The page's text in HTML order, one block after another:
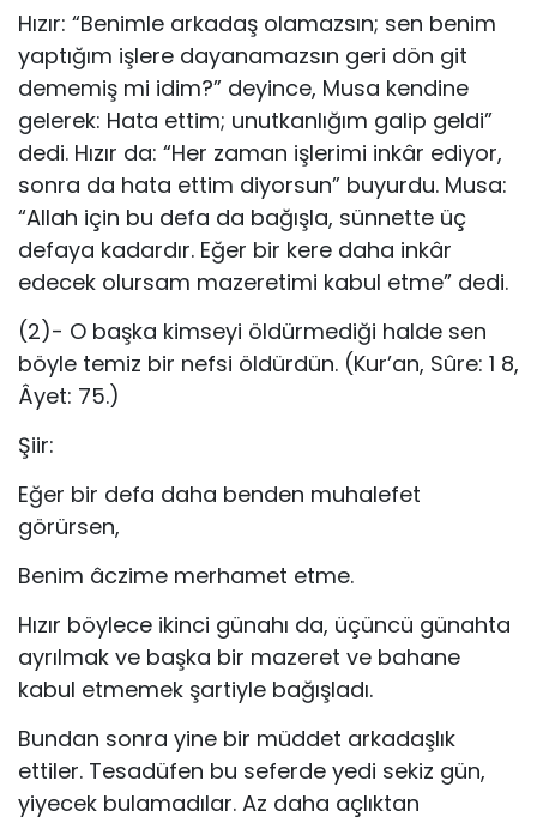
Hızır: “Benimle arkadaş olamazsın; sen benim
yaptığım işlere dayanamazsın geri dön git
dememiş mi idim?” deyince, Musa kendine
gelerek: Hata ettim; unutkan­lığım galip geldi”
dedi. Hızır da: “Her zaman işlerimi inkâr ediyor,
sonra da hata ettim diyorsun” buyurdu. Musa:
“Allah için bu defa da bağışla, sünnette üç
defaya kadardır. Eğer bir kere daha inkâr
edecek olursam mazeretimi kabul etme” dedi.
(2)- O başka kimseyi öldürmediği halde sen
böyle temiz bir nefsi öldürdün. (Kur’an, Sûre: 1 8,
Âyet: 75.)
Şiir:
Eğer bir defa daha benden muhalefet
görürsen,
Benim âczime merhamet etme.
Hızır böylece ikinci günahı da, üçüncü günahta
ayrılmak ve başka bir mazeret ve bahane
kabul etmemek şartiyle bağışladı.
Bundan sonra yine bir müddet arkadaşlık
ettiler. Tesadüfen bu seferde yedi sekiz gün,
yiyecek bulamadılar. Az daha açlıktan